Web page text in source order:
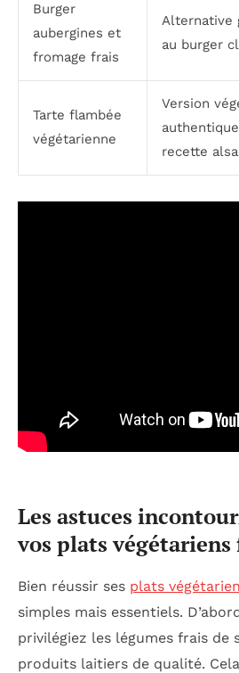
Burger
aubergines et
fromage frais
Alternative
au burger
Tarte flambée
végétarienne
Version
recette
Les astuces
vos plats
Bien réussir ses plats
simples mais essentiels.
privilégiez les légumes frais de
produits laitiers de qualité.